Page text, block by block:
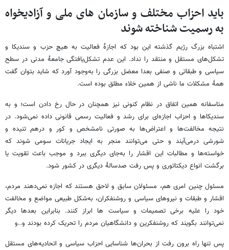
باید احزاب مختلف و سازمان های ملی و آزادیخواه
به رسمیت شناخته شوند
اشتباه بزرگ رژیم گذشته این بود که اجازهٔ فعالیت به هیچ حزب و سندیکا و
تشکل‌های مستقل و منتقد را نداد. این عدم تشکل‌یافتگی جامعهٔ مدنی در سطح
سیاسی و طبقاتی و صنفی بعدا معضل بزرگی را به‌وجود آورد که شاید بتوان گفت
همهٔ مشکلات ما ناشی از همین خلاء مطلق بوده است.
متاسفانه همین اتفاق در نظام کنونی نیز همچنان در حال رخ دادن است؛ و به
سندیکاها و احزاب اجازه‌ای برای رشد و فعالیت رسمی قانونی داده نمی‌شود. در
نتیجه مخالفت‌ها و اعتراض‌ها به صورتی نامشخص و کور و درهم تنیده و
شورشی درمی‌آیند و حتی می‌توانند منجر به ایجاد جریانات سومی شوند که
خواسته‌ها و مطالبات این اقشار را به‌جای دیگری ببرد و موجب باعث تقویت یا
برگشت انواع دیکتاتوری و پس رفت صدسالهٔ دیگری در کشور شود.
مسئول چنین امری هم، مسئولان سابق و لاحق هستند که اجازه نمی‌دهند مردم،
اقشار و طبقات و نیروهای سیاسی و روشنفکران، به‌شکل طبیعی مواضع و مخالفت
خود را علیه برخی تصمیمات و سیاست ها ابراز کنند. بنابراین بعدها دیگر
نمی‌توانند بگویند که روشنفکرین و دانشگاهیان مردم را تحریک کرده بودند و..و
پس تنها راه برون رفت از بحران‌ها شناسایی احزاب سیاسی و اتحادیه‌های مستقل